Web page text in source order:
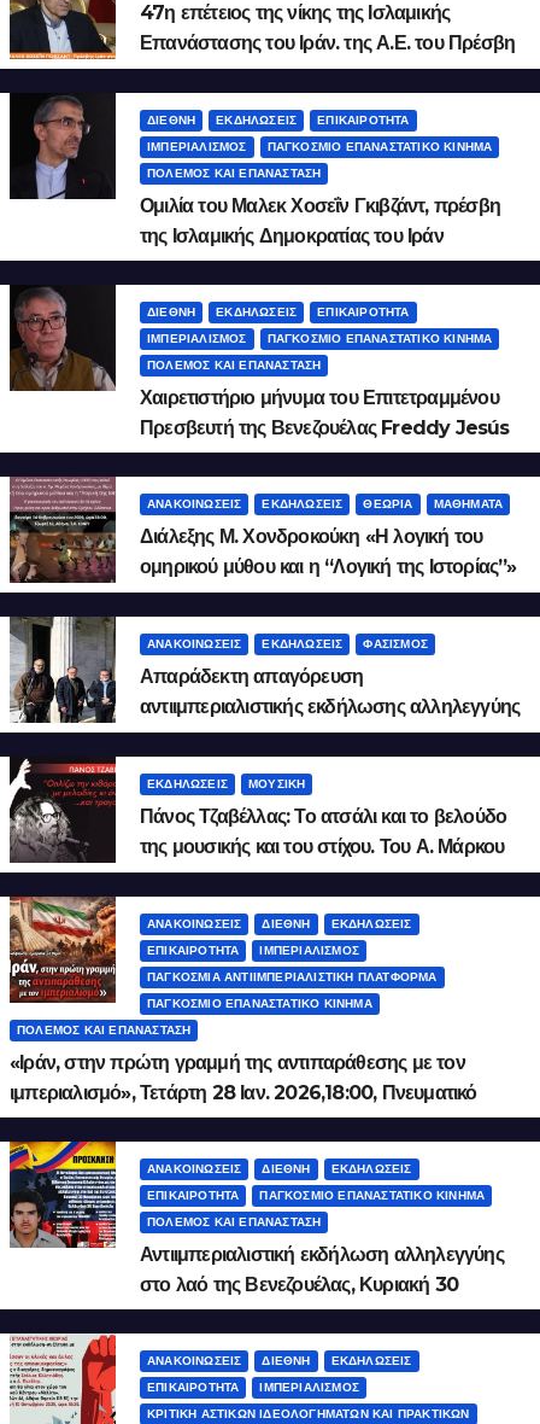
47η επέτειος της νίκης της Ισλαμικής
Επανάστασης του Ιράν. της Α.Ε. του Πρέσβη
του Ιράν Μάλεκ Χοσεΐν Γκιβζάντ
ΔΙΕΘΝΉ ΕΚΔΗΛΏΣΕΙΣ
ΕΠΙΚΑΙΡΌΤΗΤΑ
ΙΜΠΕΡΙΑΛΙΣΜΌΣ
ΠΑΓΚΌΣΜΙΟ ΕΠΑΝΑΣΤΑΤΙΚΌ ΚΊΝΗΜΑ
ΠΌΛΕΜΟΣ ΚΑΙ ΕΠΑΝΆΣΤΑΣΗ
Ομιλία του Μαλεκ Χοσεΐν Γκιβζάντ, πρέσβη
της Ισλαμικής Δημοκρατίας του Ιράν
ΔΙΕΘΝΉ ΕΚΔΗΛΏΣΕΙΣ
ΕΠΙΚΑΙΡΌΤΗΤΑ
ΙΜΠΕΡΙΑΛΙΣΜΌΣ
ΠΑΓΚΌΣΜΙΟ ΕΠΑΝΑΣΤΑΤΙΚΌ ΚΊΝΗΜΑ
ΠΌΛΕΜΟΣ ΚΑΙ ΕΠΑΝΆΣΤΑΣΗ
Χαιρετιστήριο μήνυμα του Επιτετραμμένου
Πρεσβευτή της Βενεζουέλας Freddy Jesús
Fernández Torres
ΑΝΑΚΟΙΝΏΣΕΙΣ ΕΚΔΗΛΏΣΕΙΣ ΘΕΩΡΊΑ ΜΑΘΉΜΑΤΑ
Διάλεξης Μ. Χονδροκούκη «Η λογική του
ομηρικού μύθου και η “Λογική της Ιστορίας”»
2026.2.9
ΑΝΑΚΟΙΝΏΣΕΙΣ ΕΚΔΗΛΏΣΕΙΣ ΦΑΣΙΣΜΌΣ
Απαράδεκτη απαγόρευση
αντιιμπεριαλιστικής εκδήλωσης αλληλεγγύης
στο Ιράν!
ΕΚΔΗΛΏΣΕΙΣ ΜΟΥΣΙΚΉ
Πάνος Τζαβέλλας: Το ατσάλι και το βελούδο
της μουσικής και του στίχου. Του Α. Μάρκου
ΑΝΑΚΟΙΝΏΣΕΙΣ ΔΙΕΘΝΉ
ΕΚΔΗΛΏΣΕΙΣ
ΕΠΙΚΑΙΡΌΤΗΤΑ
ΙΜΠΕΡΙΑΛΙΣΜΌΣ
ΠΑΓΚΌΣΜΙΑ ΑΝΤΙΙΜΠΕΡΙΑΛΙΣΤΙΚΉ ΠΛΑΤΦΌΡΜΑ
ΠΑΓΚΌΣΜΙΟ ΕΠΑΝΑΣΤΑΤΙΚΌ ΚΊΝΗΜΑ
ΠΌΛΕΜΟΣ ΚΑΙ ΕΠΑΝΆΣΤΑΣΗ
«Ιράν, στην πρώτη γραμμή της αντιπαράθεσης με τον
ιμπεριαλισμό», Τετάρτη 28 Ιαν. 2026,18:00, Πνευματικό
Κέντρο Δήμου Αθηναίων, Ακαδημίας 50
ΑΝΑΚΟΙΝΏΣΕΙΣ ΔΙΕΘΝΉ
ΕΚΔΗΛΏΣΕΙΣ
ΕΠΙΚΑΙΡΌΤΗΤΑ
ΠΑΓΚΌΣΜΙΟ ΕΠΑΝΑΣΤΑΤΙΚΌ ΚΊΝΗΜΑ
ΠΌΛΕΜΟΣ ΚΑΙ ΕΠΑΝΆΣΤΑΣΗ
Αντιιμπεριαλιστική εκδήλωση αλληλεγγύης
στο λαό της Βενεζουέλας, Κυριακή 30
Νοεμβρίου, ώρα 18:00, «Λόφος art project»
ΑΝΑΚΟΙΝΏΣΕΙΣ ΔΙΕΘΝΉ
ΕΚΔΗΛΏΣΕΙΣ
ΕΠΙΚΑΙΡΌΤΗΤΑ
ΙΜΠΕΡΙΑΛΙΣΜΌΣ
ΚΡΙΤΙΚΉ ΑΣΤΙΚΏΝ ΙΔΕΟΛΟΓΗΜΆΤΩΝ ΚΑΙ ΠΡΑΚΤΙΚΏΝ